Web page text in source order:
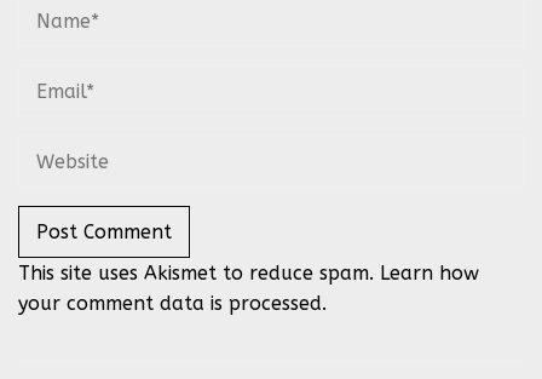
This site uses Akismet to reduce spam. Learn how
your comment data is processed.